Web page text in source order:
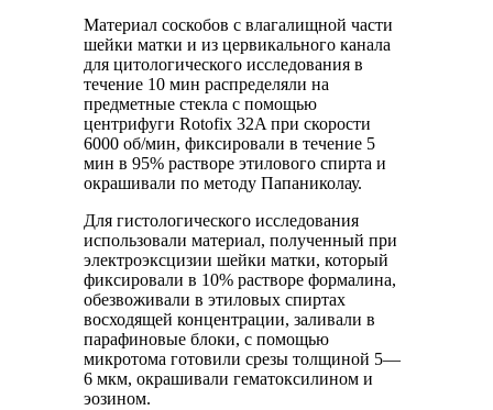
Материал соскобов с влагалищной части
шейки матки и из цервикального канала
для цитологического исследования в
течение 10 мин распределяли на
предметные стекла с помощью
центрифуги Rotofix 32A при скорости
6000 об/мин, фиксировали в течение 5
мин в 95% растворе этилового спирта и
окрашивали по методу Папаниколау.
Для гистологического исследования
использовали материал, полученный при
электроэксцизии шейки матки, который
фиксировали в 10% растворе формалина,
обезвоживали в этиловых спиртах
восходящей концентрации, заливали в
парафиновые блоки, с помощью
микротома готовили срезы толщиной 5—
6 мкм, окрашивали гематоксилином и
эозином.